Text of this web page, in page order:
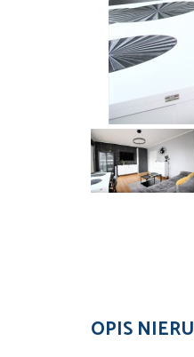
OPIS